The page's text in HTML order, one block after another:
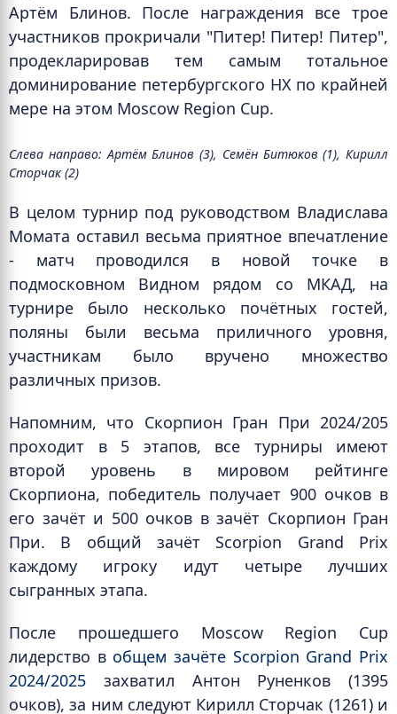
Артём Блинов. После награждения все трое
участников прокричали "Питер! Питер! Питер",
продекларировав тем самым тотальное
доминирование петербургского НХ по крайней
мере на этом Moscow Region Cup.
Слева направо: Артём Блинов (3), Семён Битюков (1), Кирилл
Сторчак (2)
В целом турнир под руководством Владислава
Момата оставил весьма приятное впечатление
- матч проводился в новой точке в
подмосковном Видном рядом со МКАД, на
турнире было несколько почётных гостей,
поляны были весьма приличного уровня,
участникам было вручено множество
различных призов.
Напомним, что Скорпион Гран При 2024/205
проходит в 5 этапов, все турниры имеют
второй уровень в мировом рейтинге
Скорпиона, победитель получает 900 очков в
его зачёт и 500 очков в зачёт Скорпион Гран
При. В общий зачёт Scorpion Grand Prix
каждому игроку идут четыре лучших
сыгранных этапа.
После прошедшего Moscow Region Cup
лидерство в общем зачёте Scorpion Grand Prix
2024/2025 захватил Антон Руненков (1395
очков), за ним следуют Кирилл Сторчак (1261) и